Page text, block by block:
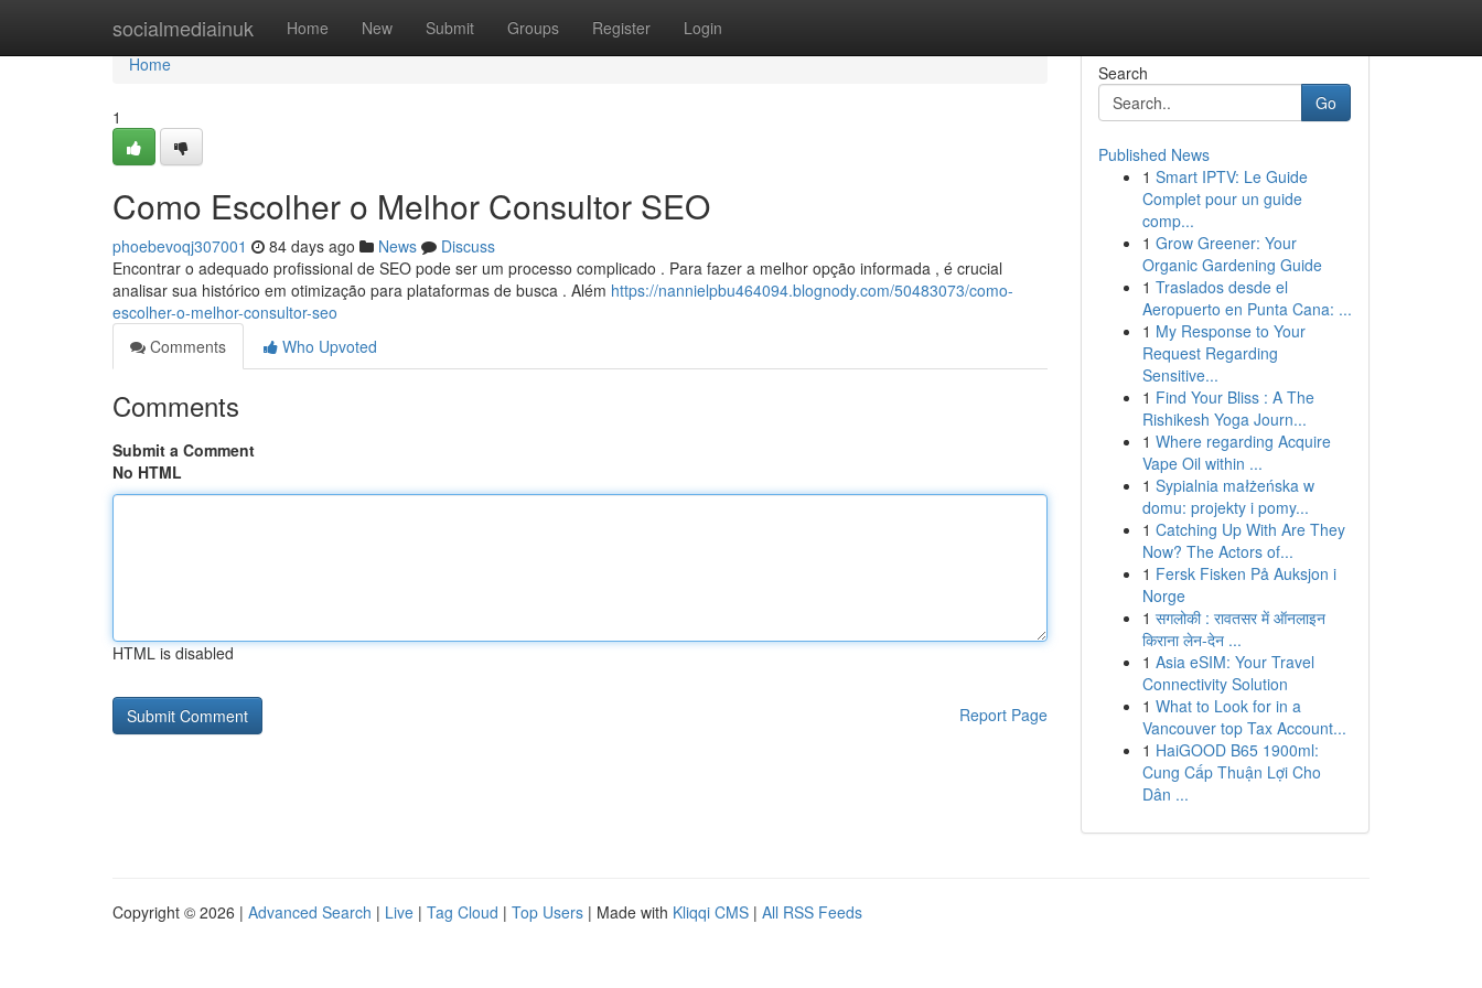
socialmediainuk Home New Submit Groups Register Login
Home
Home
1
Como Escolher o Melhor Consultor SEO
phoebevoqj307001 84 days ago News
Discuss
Encontrar o adequado profissional de SEO pode ser um processo complicado . Para fazer a melhor opção informada , é crucial
analisar sua histórico em otimização para plataformas de busca . Além https://nannielpbu464094.blognody.com/50483073/como-
escolher-o-melhor-consultor-seo
Comments
Who Upvoted
Comments
Submit a Comment
No HTML
HTML is disabled
Report Page
Search
Go
Published News
1 Smart IPTV: Le Guide
Complet pour un guide
comp...
1 Grow Greener: Your
Organic Gardening Guide
1 Traslados desde el
Aeropuerto en Punta Cana: ...
1 My Response to Your
Request Regarding
Sensitive...
1 Find Your Bliss : A The
Rishikesh Yoga Journ...
1 Where regarding Acquire
Vape Oil within ...
1 Sypialnia małżeńska w
domu: projekty i pomy...
1 Catching Up With Are They
Now? The Actors of...
1 Fersk Fisken På Auksjon i
Norge
1 सगलोकी : रावतसर में ऑनलाइन
किराना लेन-देन ...
1 Asia eSIM: Your Travel
Connectivity Solution
1 What to Look for in a
Vancouver top Tax Account...
1 HaiGOOD B65 1900ml:
Cung Cấp Thuận Lợi Cho
Dân ...
Copyright © 2026 | Advanced Search | Live | Tag Cloud | Top Users | Made with Kliqqi CMS | All RSS Feeds